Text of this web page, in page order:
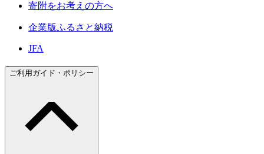
寄附をお考えの方へ
企業版ふるさと納税
JFA
ご利用ガイド・ポリシー